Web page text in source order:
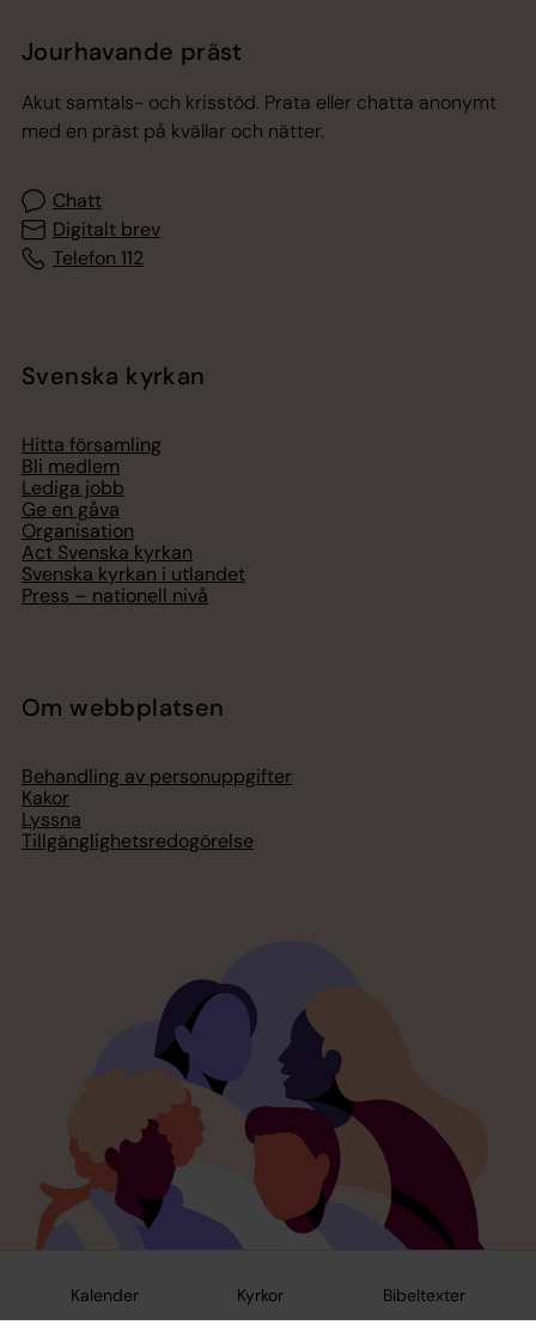
Kalender Kyrkor Bibeltexter
Jourhavande präst
Akut samtals- och krisstöd. Prata eller chatta anonymt
med en präst på kvällar och nätter.
Chatt
Digitalt brev
Telefon 112
Svenska kyrkan
Hitta församling
Bli medlem
Lediga jobb
Ge en gåva
Organisation
Act Svenska kyrkan
Svenska kyrkan i utlandet
Press – nationell nivå
Om webbplatsen
Behandling av personuppgifter
Kakor
Lyssna
Tillgänglighetsredogörelse